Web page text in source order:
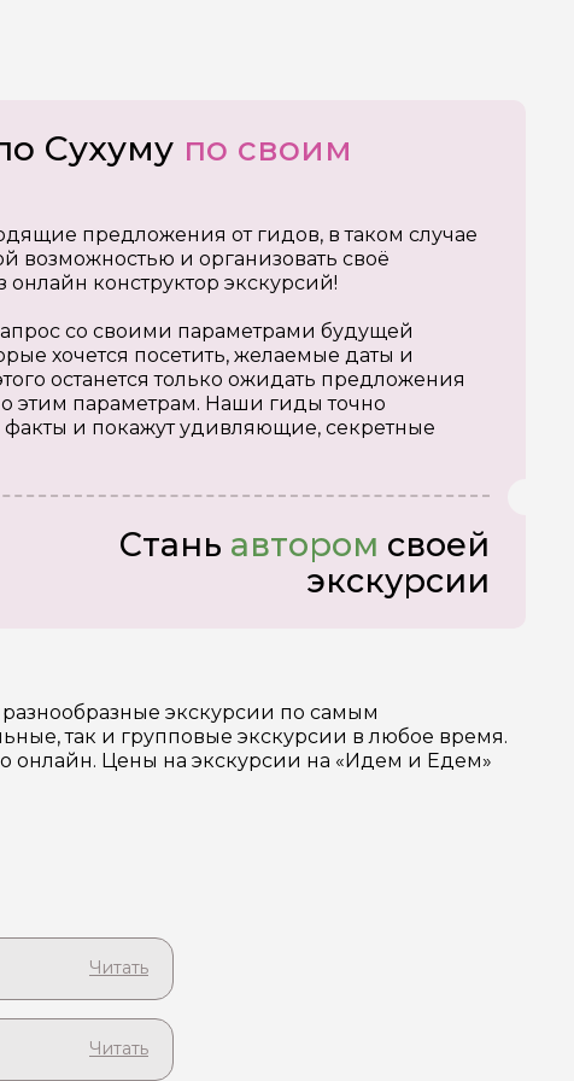
Сухуму по своим
предложения от гидов, в таком случае
возможностью и организовать своё
онлайн конструктор экскурсий!
со своими параметрами будущей
хочется посетить, желаемые даты и
останется только ожидать предложения
этим параметрам. Наши гиды точно
и покажут удивляющие, секретные
Стань автором своей
экскурсии
экскурсии по самым
так и групповые экскурсии в любое время.
онлайн. Цены на экскурсии на «Идем и Едем»